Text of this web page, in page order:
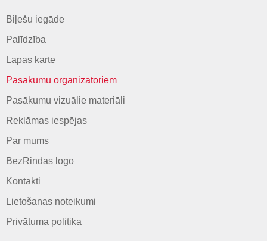
Biļešu iegāde
Palīdzība
Lapas karte
Pasākumu organizatoriem
Pasākumu vizuālie materiāli
Reklāmas iespējas
Par mums
BezRindas logo
Kontakti
Lietošanas noteikumi
Privātuma politika